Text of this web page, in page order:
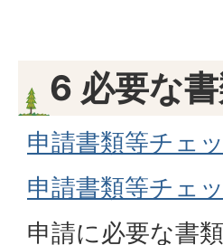
6 必要な
申請書類等チェ
申請書類等チェ
申請に必要な書